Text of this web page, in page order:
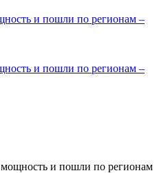
и пошли по регионам